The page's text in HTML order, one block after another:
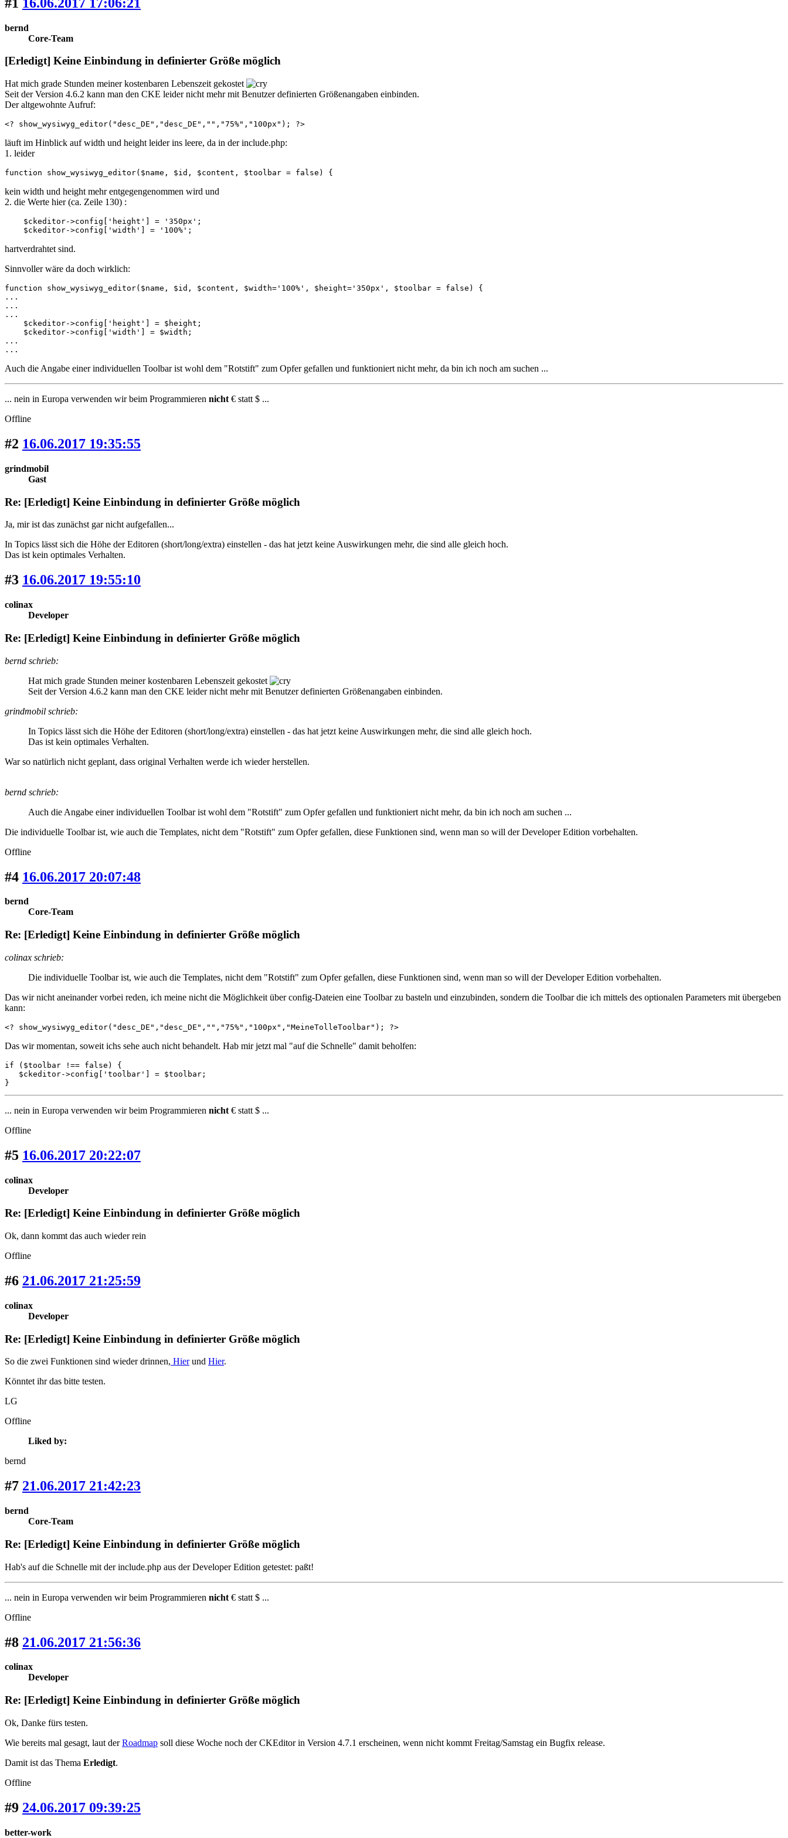
bernd
Core-Team
[Erledigt] Keine Einbindung in definierter Größe möglich
Hat mich grade Stunden meiner kostenbaren Lebenszeit gekostet
Seit der Version 4.6.2 kann man den CKE leider nicht mehr mit Benutzer definierten Größenangaben einbinden.
Der altgewohnte Aufruf:
<? show_wysiwyg_editor("desc_DE","desc_DE","","75%","100px"); ?>
läuft im Hinblick auf width und height leider ins leere, da in der include.php:
1. leider
function show_wysiwyg_editor($name, $id, $content, $toolbar = false) {
kein width und height mehr entgegengenommen wird und
2. die Werte hier (ca. Zeile 130) :
    $ckeditor->config['height'] = '350px';
    $ckeditor->config['width'] = '100%';
hartverdrahtet sind.
Sinnvoller wäre da doch wirklich:
function show_wysiwyg_editor($name, $id, $content, $width='100%', $height='350px', $toolbar = false) {
...
...
...
    $ckeditor->config['height'] = $height;
    $ckeditor->config['width'] = $width;
...
...
Auch die Angabe einer individuellen Toolbar ist wohl dem "Rotstift" zum Opfer gefallen und funktioniert nicht mehr, da bin ich noch am suchen ...
... nein in Europa verwenden wir beim Programmieren nicht € statt $ ...
Offline
#2 16.06.2017 19:35:55
grindmobil
Gast
Re: [Erledigt] Keine Einbindung in definierter Größe möglich
Ja, mir ist das zunächst gar nicht aufgefallen...
In Topics lässt sich die Höhe der Editoren (short/long/extra) einstellen - das hat jetzt keine Auswirkungen mehr, die sind alle gleich hoch.
Das ist kein optimales Verhalten.
#3 16.06.2017 19:55:10
colinax
Developer
Re: [Erledigt] Keine Einbindung in definierter Größe möglich
bernd schrieb:
Hat mich grade Stunden meiner kostenbaren Lebenszeit gekostet
Seit der Version 4.6.2 kann man den CKE leider nicht mehr mit Benutzer definierten Größenangaben einbinden.
grindmobil schrieb:
In Topics lässt sich die Höhe der Editoren (short/long/extra) einstellen - das hat jetzt keine Auswirkungen mehr, die sind alle gleich hoch.
Das ist kein optimales Verhalten.
War so natürlich nicht geplant, dass original Verhalten werde ich wieder herstellen.
bernd schrieb:
Auch die Angabe einer individuellen Toolbar ist wohl dem "Rotstift" zum Opfer gefallen und funktioniert nicht mehr, da bin ich noch am suchen ...
Die individuelle Toolbar ist, wie auch die Templates, nicht dem "Rotstift" zum Opfer gefallen, diese Funktionen sind, wenn man so will der Developer Edition vorbehalten.
Offline
#4 16.06.2017 20:07:48
bernd
Core-Team
Re: [Erledigt] Keine Einbindung in definierter Größe möglich
colinax schrieb:
Die individuelle Toolbar ist, wie auch die Templates, nicht dem "Rotstift" zum Opfer gefallen, diese Funktionen sind, wenn man so will der Developer Edition vorbehalten.
Das wir nicht aneinander vorbei reden, ich meine nicht die Möglichkeit über config-Dateien eine Toolbar zu basteln und einzubinden, sondern die Toolbar die ich mittels des optionalen Parameters mit übergeben
kann:
<? show_wysiwyg_editor("desc_DE","desc_DE","","75%","100px","MeineTolleToolbar"); ?>
Das wir momentan, soweit ichs sehe auch nicht behandelt. Hab mir jetzt mal "auf die Schnelle" damit beholfen:
if ($toolbar !== false) {
   $ckeditor->config['toolbar'] = $toolbar;
}
... nein in Europa verwenden wir beim Programmieren nicht € statt $ ...
Offline
#5 16.06.2017 20:22:07
colinax
Developer
Re: [Erledigt] Keine Einbindung in definierter Größe möglich
Ok, dann kommt das auch wieder rein
Offline
#6 21.06.2017 21:25:59
colinax
Developer
Re: [Erledigt] Keine Einbindung in definierter Größe möglich
So die zwei Funktionen sind wieder drinnen, Hierund Hier.
Könntet ihr das bitte testen.
LG
Offline
Liked by:
bernd
#7 21.06.2017 21:42:23
bernd
Core-Team
Re: [Erledigt] Keine Einbindung in definierter Größe möglich
Hab's auf die Schnelle mit der include.php aus der Developer Edition getestet: paßt!
... nein in Europa verwenden wir beim Programmieren nicht € statt $ ...
Offline
#8 21.06.2017 21:56:36
colinax
Developer
Re: [Erledigt] Keine Einbindung in definierter Größe möglich
Ok, Danke fürs testen.
Wie bereits mal gesagt, laut derRoadmap soll diese Woche noch der CKEditor in Version 4.7.1 erscheinen, wenn nicht kommt Freitag/Samstag ein Bugfix release.
Damit ist das Thema Erledigt.
Offline
#9 24.06.2017 09:39:25
better-work